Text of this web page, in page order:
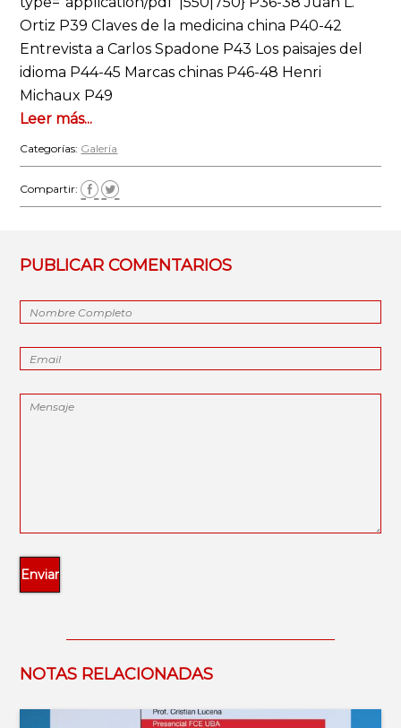
Ortiz P39 Claves de la medicina china P40-42
Entrevista a Carlos Spadone P43 Los paisajes del
idioma P44-45 Marcas chinas P46-48 Henri
Michaux P49
Leer más...
Categorías: Galería
Compartir:
PUBLICAR COMENTARIOS
NOTAS RELACIONADAS